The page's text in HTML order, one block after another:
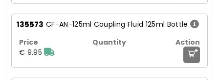
135573 CF-AN-125ml Coupling Fluid 125ml Bottle
€ 9,95 +